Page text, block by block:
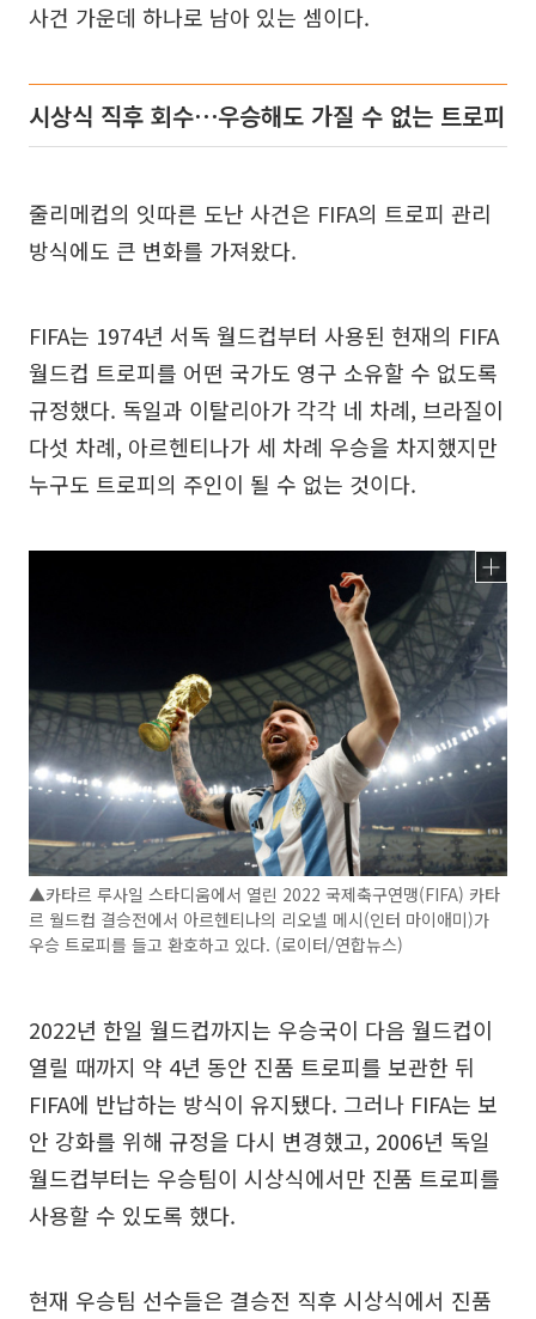
사건 가운데 하나로 남아 있는 셈이다.
시상식 직후 회수⋯우승해도 가질 수 없는 트로피
줄리메컵의 잇따른 도난 사건은 FIFA의 트로피 관리
방식에도 큰 변화를 가져왔다.
FIFA는 1974년 서독 월드컵부터 사용된 현재의 FIFA
월드컵 트로피를 어떤 국가도 영구 소유할 수 없도록
규정했다. 독일과 이탈리아가 각각 네 차례, 브라질이
다섯 차례, 아르헨티나가 세 차례 우승을 차지했지만
누구도 트로피의 주인이 될 수 없는 것이다.
▲카타르 루사일 스타디움에서 열린 2022 국제축구연맹(FIFA) 카타
르 월드컵 결승전에서 아르헨티나의 리오넬 메시(인터 마이애미)가
우승 트로피를 들고 환호하고 있다. (로이터/연합뉴스)
2022년 한일 월드컵까지는 우승국이 다음 월드컵이
열릴 때까지 약 4년 동안 진품 트로피를 보관한 뒤
FIFA에 반납하는 방식이 유지됐다. 그러나 FIFA는 보
안 강화를 위해 규정을 다시 변경했고, 2006년 독일
월드컵부터는 우승팀이 시상식에서만 진품 트로피를
사용할 수 있도록 했다.
현재 우승팀 선수들은 결승전 직후 시상식에서 진품